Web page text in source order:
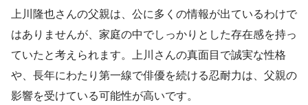
上川隆也さんの父親は、公に多くの情報が出ているわけで
はありませんが、家庭の中でしっかりとした存在感を持っ
ていたと考えられます。上川さんの真面目で誠実な性格
や、長年にわたり第一線で俳優を続ける忍耐力は、父親の
影響を受けている可能性が高いです。